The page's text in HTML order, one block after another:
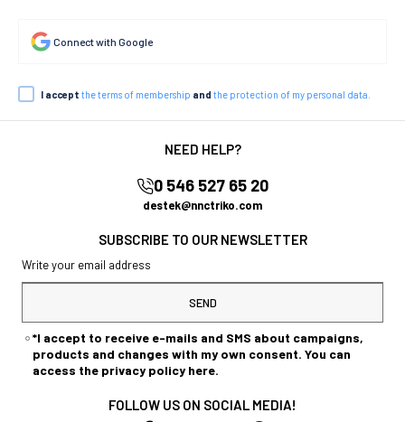
Connect with Google
I accept the terms of membership and the protection of my personal data.
NEED HELP?
0 546 527 65 20
destek@nnctriko.com
SUBSCRIBE TO OUR NEWSLETTER
SEND
*I accept to receive e-mails and SMS about campaigns,
products and changes with my own consent. You can
access the privacy policy here.
FOLLOW US ON SOCIAL MEDIA!